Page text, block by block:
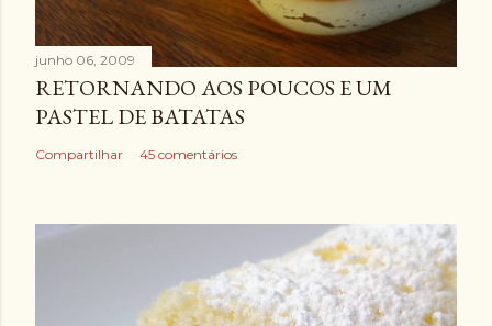
junho 06, 2009
RETORNANDO AOS POUCOS E UM
PASTEL DE BATATAS
Compartilhar 45 comentários